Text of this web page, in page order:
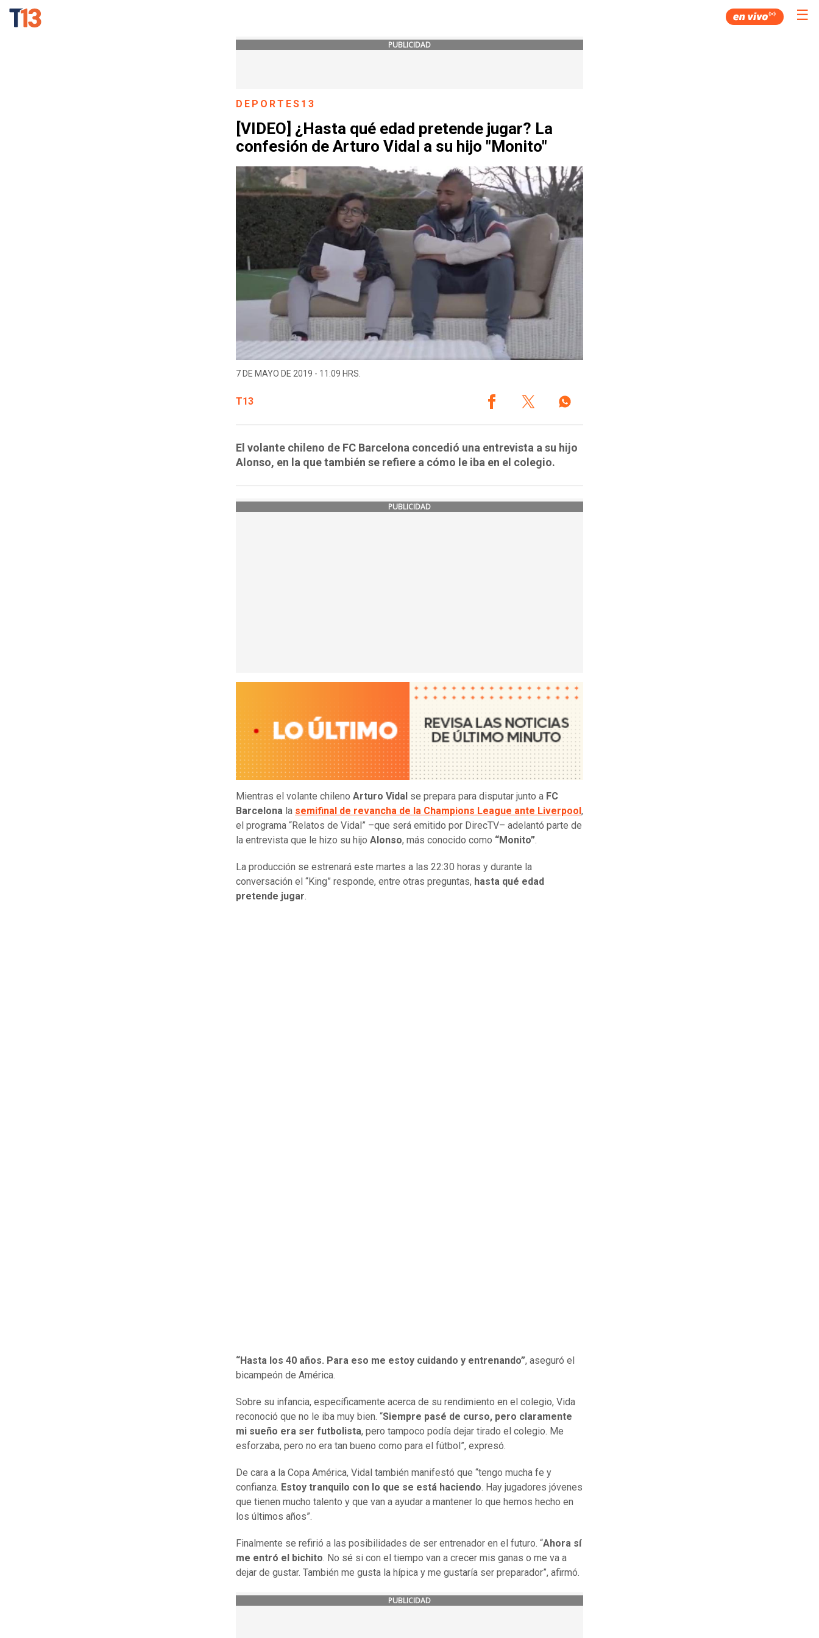
☰
PUBLICIDAD
DEPORTES13
[VIDEO] ¿Hasta qué edad pretende jugar? La
confesión de Arturo Vidal a su hijo "Monito"
7 DE MAYO DE 2019 - 11:09 HRS.
T13
El volante chileno de FC Barcelona concedió una entrevista a su hijo
Alonso, en la que también se refiere a cómo le iba en el colegio.
PUBLICIDAD
Mientras el volante chileno Arturo Vidal se prepara para disputar junto a FC
Barcelona la semifinal de revancha de la Champions League ante Liverpool ,
el programa “Relatos de Vidal” –que será emitido por DirecTV– adelantó parte de
la entrevista que le hizo su hijo Alonso, más conocido como “Monito”.
La producción se estrenará este martes a las 22:30 horas y durante la
conversación el “King” responde, entre otras preguntas, hasta qué edad
pretende jugar.
“Hasta los 40 años. Para eso me estoy cuidando y entrenando”, aseguró el
bicampeón de América.
Sobre su infancia, específicamente acerca de su rendimiento en el colegio, Vida
reconoció que no le iba muy bien. “Siempre pasé de curso, pero claramente
mi sueño era ser futbolista, pero tampoco podía dejar tirado el colegio. Me
esforzaba, pero no era tan bueno como para el fútbol”, expresó.
De cara a la Copa América, Vidal también manifestó que “tengo mucha fe y
confianza. Estoy tranquilo con lo que se está haciendo . Hay jugadores jóvenes
que tienen mucho talento y que van a ayudar a mantener lo que hemos hecho en
los últimos años”.
Finalmente se refirió a las posibilidades de ser entrenador en el futuro. “Ahora sí
me entró el bichito . No sé si con el tiempo van a crecer mis ganas o me va a
dejar de gustar. También me gusta la hípica y me gustaría ser preparador”, afirmó.
PUBLICIDAD